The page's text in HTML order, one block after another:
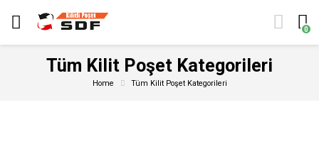
0
Tüm Kilit Poşet Kategorileri
Home Tüm Kilit Poşet Kategorileri